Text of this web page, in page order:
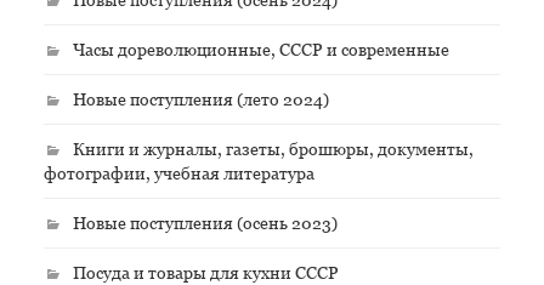
Часы дореволюционные, СССР и современные
Новые поступления (лето 2024)
Книги и журналы, газеты, брошюры, документы,
фотографии, учебная литература
Новые поступления (осень 2023)
Посуда и товары для кухни СССР